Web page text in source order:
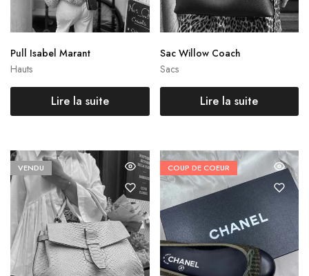
Hauts
Pull Isabel Marant
Lire la suite
Sacs
Sac Willow Coach
Lire la suite
VENDU COUP DE COEUR